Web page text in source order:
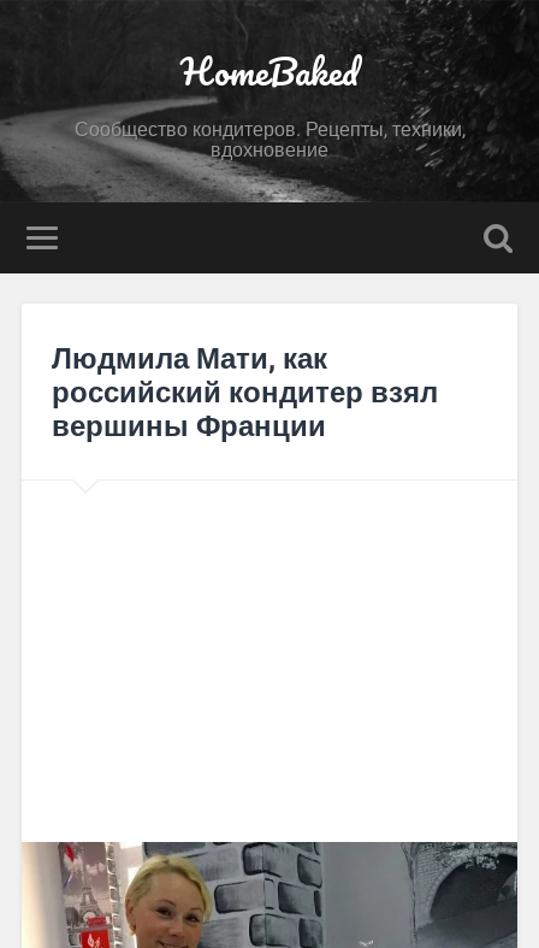
HomeBaked
Сообщество кондитеров. Рецепты, техники,
вдохновение
Людмила Мати, как
российский кондитер взял
вершины Франции